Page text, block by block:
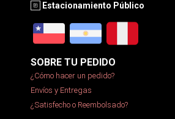
Estacionamiento Público
SOBRE TU PEDIDO
¿Cómo hacer un pedido?
Envíos y Entregas
¿Satisfecho o Reembolsado?